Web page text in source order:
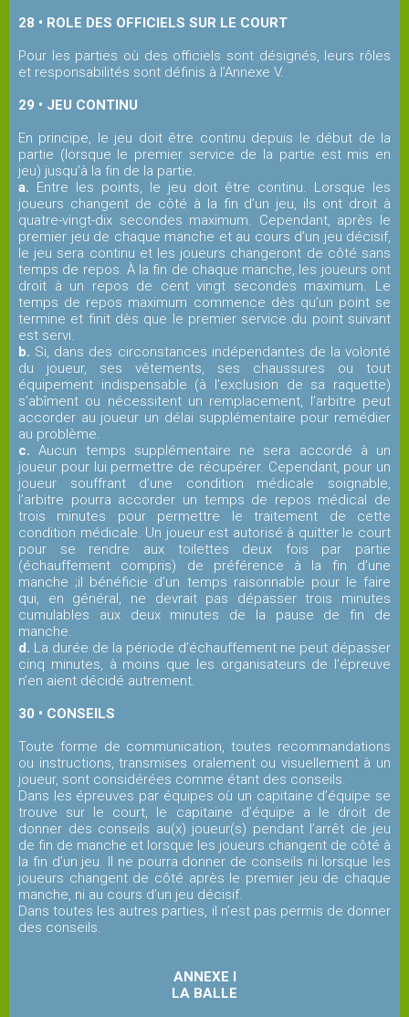
28 • ROLE DES OFFICIELS SUR LE COURT
Pour les parties où des officiels sont désignés, leurs rôles
et responsabilités sont définis à l’Annexe V.
29 • JEU CONTINU
En principe, le jeu doit être continu depuis le début de la
partie (lorsque le premier service de la partie est mis en
jeu) jusqu’à la fin de la partie.
a. Entre les points, le jeu doit être continu. Lorsque les
joueurs changent de côté à la fin d’un jeu, ils ont droit à
quatre-vingt-dix secondes maximum. Cependant, après le
premier jeu de chaque manche et au cours d’un jeu décisif,
le jeu sera continu et les joueurs changeront de côté sans
temps de repos. À la fin de chaque manche, les joueurs ont
droit à un repos de cent vingt secondes maximum. Le
temps de repos maximum commence dès qu’un point se
termine et finit dès que le premier service du point suivant
est servi.
b. Si, dans des circonstances indépendantes de la volonté
du joueur, ses vêtements, ses chaussures ou tout
équipement indispensable (à l’exclusion de sa raquette)
s’abîment ou nécessitent un remplacement, l’arbitre peut
accorder au joueur un délai supplémentaire pour remédier
au problème.
c. Aucun temps supplémentaire ne sera accordé à un
joueur pour lui permettre de récupérer. Cependant, pour un
joueur souffrant d’une condition médicale soignable,
l’arbitre pourra accorder un temps de repos médical de
trois minutes pour permettre le traitement de cette
condition médicale. Un joueur est autorisé à quitter le court
pour se rendre aux toilettes deux fois par partie
(échauffement compris) de préférence à la fin d’une
manche ;il bénéficie d’un temps raisonnable pour le faire
qui, en général, ne devrait pas dépasser trois minutes
cumulables aux deux minutes de la pause de fin de
manche.
d. La durée de la période d’échauffement ne peut dépasser
cinq minutes, à moins que les organisateurs de l’épreuve
n’en aient décidé autrement.
30 • CONSEILS
Toute forme de communication, toutes recommandations
ou instructions, transmises oralement ou visuellement à un
joueur, sont considérées comme étant des conseils.
Dans les épreuves par équipes où un capitaine d’équipe se
trouve sur le court, le capitaine d’équipe a le droit de
donner des conseils au(x) joueur(s) pendant l’arrêt de jeu
de fin de manche et lorsque les joueurs changent de côté à
la fin d’un jeu. Il ne pourra donner de conseils ni lorsque les
joueurs changent de côté après le premier jeu de chaque
manche, ni au cours d’un jeu décisif.
Dans toutes les autres parties, il n’est pas permis de donner
des conseils.
ANNEXE I
LA BALLE